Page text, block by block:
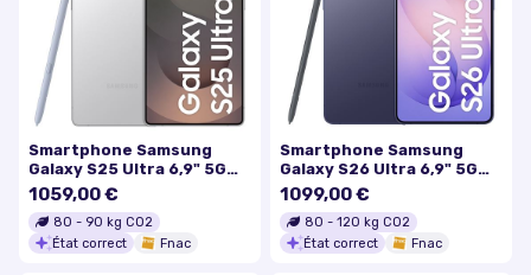
Smartphone Samsung
Galaxy S25 Ultra 6,9" 5G
Nano SIM 1 To Argent
Titane
1059,00 €
80 - 90 kg CO2
État correct
Fnac
Smartphone Samsung
Galaxy S26 Ultra 6,9" 5G
Nano SIM 512 Go Violet
1099,00 €
80 - 120 kg CO2
État correct
Fnac